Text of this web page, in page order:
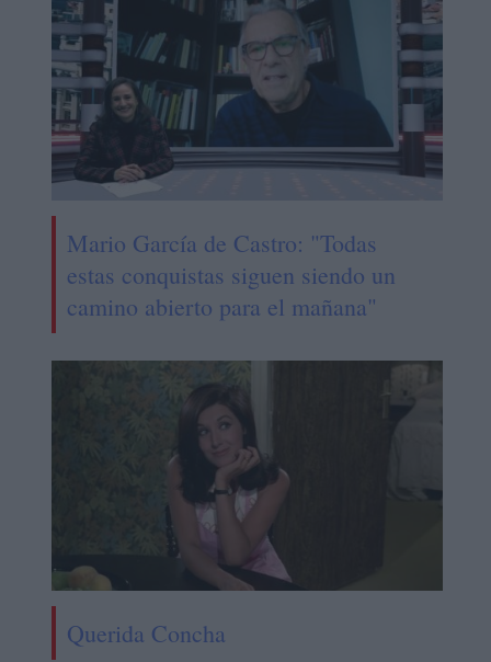
Mario García de Castro: "Todas
estas conquistas siguen siendo un
camino abierto para el mañana"
Querida Concha